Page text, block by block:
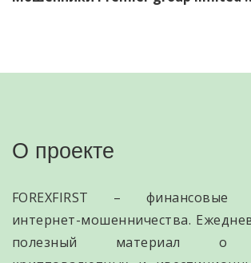
О проекте
FOREXFIRST – финансовые
интернет-мошенничества.
полезный материал о